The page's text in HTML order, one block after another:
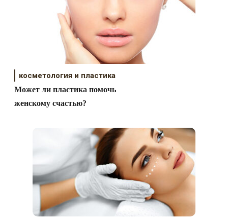
косметология и пластика
Может ли пластика помочь
женскому счастью?